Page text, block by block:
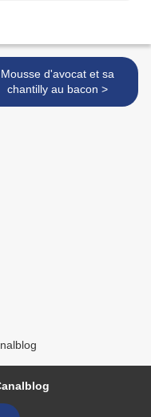
Mousse d'avocat et sa
chantilly au bacon >